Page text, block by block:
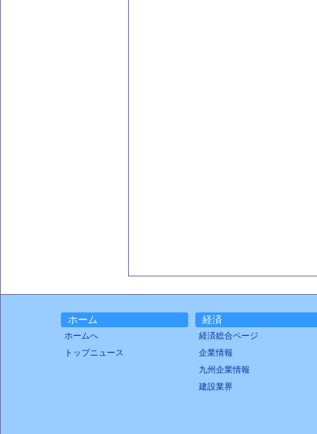
ホーム
ホームへ
トップニュース
経済
経済総合ページ
企業情報
九州企業情報
建設業界